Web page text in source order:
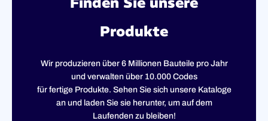
Produkte
Wir produzieren über 6 Millionen Bauteile pro Jahr
und verwalten über 10.000 Codes
für fertige Produkte. Sehen Sie sich unsere Kataloge
an und laden Sie sie herunter, um auf dem
Laufenden zu bleiben!